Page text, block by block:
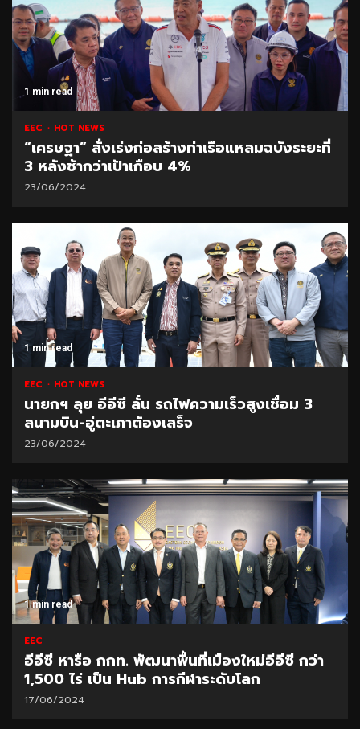
1 min read
EEC HOT NEWS
“เศรษฐา” สั่งเร่งก่อสร้างท่าเรือแหลมฉบังระยะที่
3 หลังช้ากว่าเป้าเกือบ 4%
23/06/2024
1 min read
EEC HOT NEWS
นายกฯ ลุย อีอีซี ลั่น รถไฟความเร็วสูงเชื่อม 3
สนามบิน-อู่ตะเภาต้องเสร็จ
23/06/2024
1 min read
EEC
อีอีซี หารือ กกท. พัฒนาพื้นที่เมืองใหม่อีอีซี กว่า
1,500 ไร่ เป็น Hub การกีฬาระดับโลก
17/06/2024